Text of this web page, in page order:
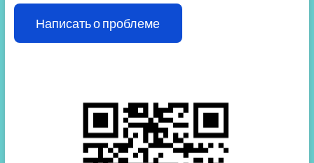
Написать о проблеме